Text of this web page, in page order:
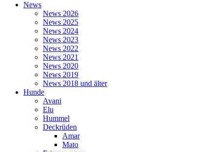
News
News 2026
News 2025
News 2024
News 2023
News 2022
News 2021
News 2020
News 2019
News 2018 und älter
Hunde
Avani
Elu
Hummel
Deckrüden
Amar
Mato